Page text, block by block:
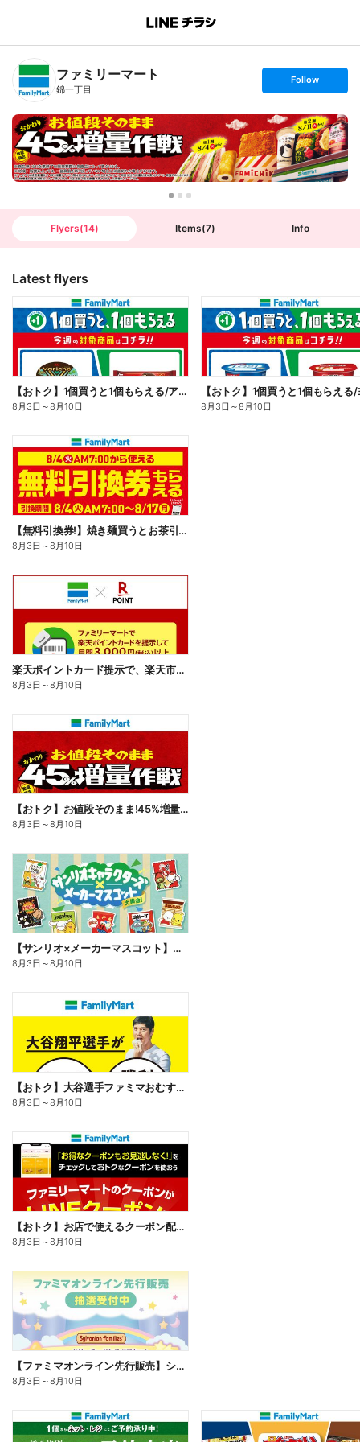
B
n
T
ファミリーマート
錦一丁目
s
t
o
l
l
o
w
Follow
Flyers(14) Items(7) Info
Latest flyers
【おトク】1個買うと1個もらえる/アイス
8月3日 ～8月10日 8月3日 ～8月10日
【無料引換券!】焼き麺買うとお茶引換券貰える!
8月3日 ～8月10日
楽天ポイントカード提示で、楽天市場でのお買い物がおトクに!
8月3日 ～8月10日
【おトク】お値段そのまま!45%増量作戦!
8月3日 ～8月10日
【サンリオ×メーカーマスコット】オリジナルグッズ貰える!
8月3日 ～8月10日
【おトク】大谷選手ファミマおむすび割
8月3日 ～8月10日
【おトク】お店で使えるクーポン配信中
8月3日 ～8月10日
【ファミマオンライン先行販売】シルバニアファミリー
8月3日 ～8月10日